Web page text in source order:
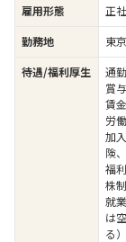
雇用形態
正
勤務地
東
待遇/福利厚生
通
賞
賃
労
加
険
福
株
就
は
る）